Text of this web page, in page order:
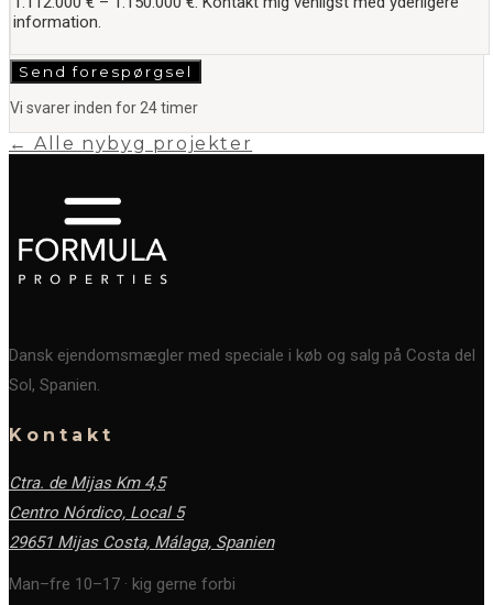
Send forespørgsel
Vi svarer inden for 24 timer
← Alle nybyg projekter
Dansk ejendomsmægler med speciale i køb og salg på Costa del
Sol, Spanien.
Kontakt
Ctra. de Mijas Km 4,5
Centro Nórdico, Local 5
29651 Mijas Costa, Málaga, Spanien
Man–fre 10–17 · kig gerne forbi